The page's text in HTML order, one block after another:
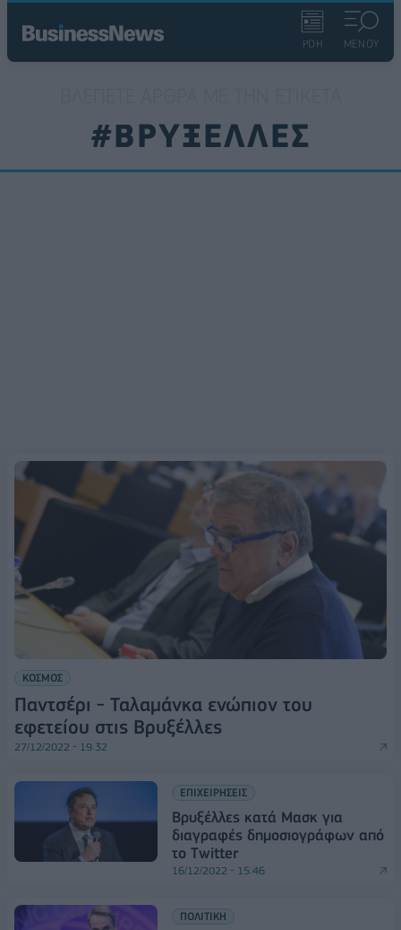
ΡΟΗ ΜΕΝΟΥ
#ΒΡΥΞΕΛΛΕΣ
ΚΟΣΜΟΣ
Παντσέρι - Ταλαμάνκα ενώπιον του
εφετείου στις Βρυξέλλες
27/12/2022 - 19:32
ΕΠΙΧΕΙΡΗΣΕΙΣ
Βρυξέλλες κατά Μασκ για
διαγραφές δημοσιογράφων από
το Twitter
16/12/2022 - 15:46
ΠΟΛΙΤΙΚΗ